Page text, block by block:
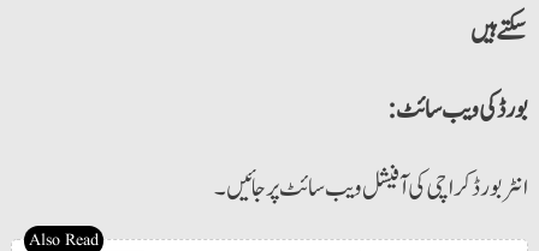
سکتے ہیں
:بورڈ کی ویب سائٹ
انٹربورڈ کراچی کی آفیشل ویب سائٹ پر جائیں۔